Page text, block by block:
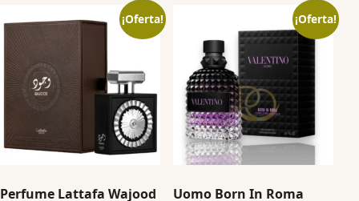
¡Oferta!
Perfume Lattafa Wajood
¡Oferta!
Uomo Born In Roma